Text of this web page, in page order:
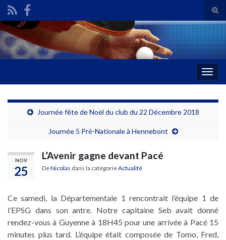
Search for:
Journée fête de Noël du club du 22 Décembre 2018
Journée 5 Pré-Nationale à Hennebont
NOV
25
L’Avenir gagne devant Pacé
DeNicolas dans la catégorieActualité
Ce samedi, la Départementale 1 rencontrait l’équipe 1 de
l’EPSG dans son antre. Notre capitaine Seb avait donné
rendez-vous à Guyenne à 18H45 pour une arrivée à Pacé 15
minutes plus tard. L’équipe était composée de Tomo, Fred,